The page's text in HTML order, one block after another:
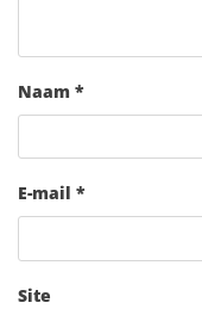
Naam *
E-mail *
Site